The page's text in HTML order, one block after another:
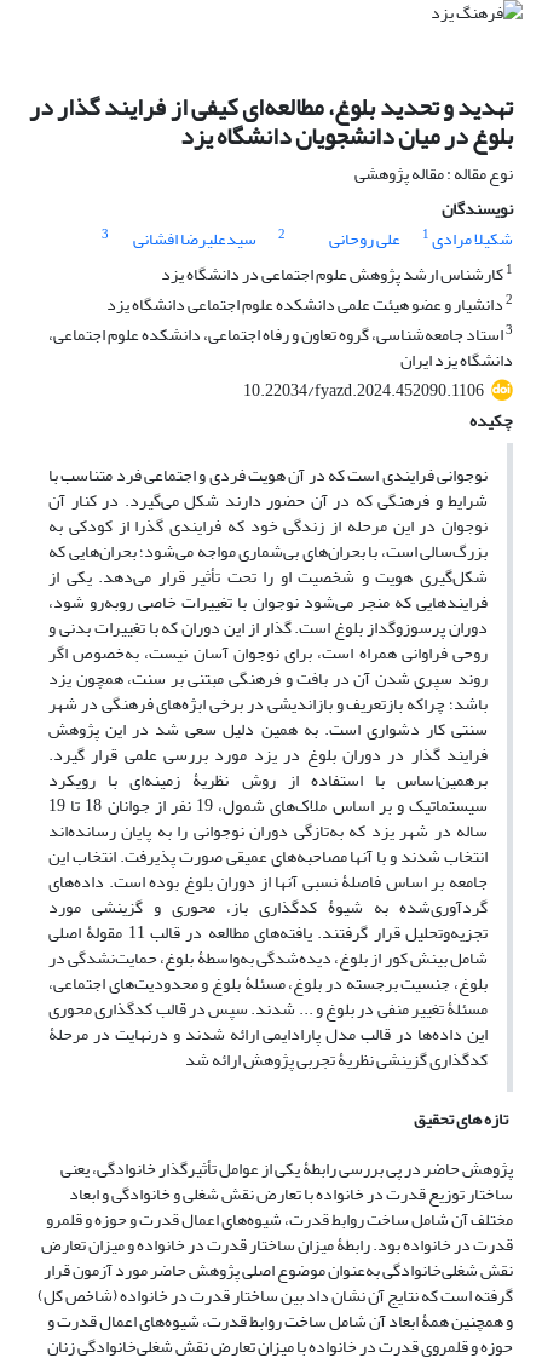
تهدید و تحدید بلوغ، مطالعه‌ای کیفی از فرایند گذار در
بلوغ در میان دانشجویان دانشگاه یزد
نوع مقاله : مقاله پژوهشی
نویسندگان
شکیلا مرادی1 علی روحانی 2 سیدعلیرضا افشانی
3
1کارشناس ارشد پژوهش علوم اجتماعی در دانشگاه یزد
2دانشیار و عضو هیئت علمی دانشکده علوم اجتماعی دانشگاه یزد
3استاد جامعه‌شناسی، گروه تعاون و رفاه اجتماعی، دانشکده علوم اجتماعی،
دانشگاه یزد ایران
10.22034/fyazd.2024.452090.1106
چکیده
نوجوانی فرایندی است که در آن هویت فردی و اجتماعی فرد متناسب با
شرایط و فرهنگی که در آن حضور دارند شکل می‌گیرد. در کنار آن
نوجوان در این مرحله از زندگی خود که فرایندی گذرا از کودکی به
بزرگ‌سالی است، با بحران‌های بی‌شماری مواجه می‌شود؛ بحران‌هایی که
شکل‌گیری هویت و شخصیت او را تحت تأثیر قرار می‌دهد. یکی از
فرایندهایی که منجر می‌شود نوجوان با تغییرات خاصی روبه‌رو شود،
دوران پرسوزوگداز بلوغ است. گذار از این دوران که با تغییرات بدنی و
روحی فراوانی همراه است، برای نوجوان آسان نیست، به‌خصوص اگر
روند سپری شدن آن در بافت و فرهنگی مبتنی بر سنت، همچون یزد
باشد؛ چراکه بازتعریف و بازاندیشی در برخی ابژه‌های فرهنگی در شهر
سنتی کار دشواری است. به همین دلیل سعی شد در این پژوهش
فرایند گذار در دوران بلوغ در یزد مورد بررسی علمی قرار گیرد.
برهمین‌اساس با استفاده از روش نظریۀ زمینه‌ای با رویکرد
سیستماتیک و بر اساس ملاک‌های شمول، 19 نفر از جوانان 18 تا 19
ساله در شهر یزد که به‌تازگی دوران نوجوانی را به پایان رسانده‌اند
انتخاب شدند و با آنها مصاحبه‌های عمیقی صورت پذیرفت. انتخاب این
جامعه بر اساس فاصلۀ نسبی آنها از دوران بلوغ بوده است. داده‌های
گردآوری‌شده به شیوۀ کدگذاری باز، محوری و گزینشی مورد
تجزیه‌وتحلیل قرار گرفتند. یافته‌های مطالعه در قالب 11 مقولۀ اصلی
شامل بینش کور از بلوغ، دیده‌شدگی به‌واسطۀ بلوغ، حمایت‌نشدگی در
بلوغ، جنسیت برجسته در بلوغ، مسئلۀ بلوغ و محدودیت‌های اجتماعی،
مسئلۀ تغییر منفی در بلوغ و ... شدند. سپس در قالب کدگذاری محوری
این داده‌ها در قالب مدل پارادایمی ارائه شدند و درنهایت در مرحلۀ
کدگذاری گزینشی نظریۀ تجربی پژوهش ارائه شد
تازه های تحقیق
پژوهش حاضر در پی بررسی رابطۀ یکی از عوامل تأثیرگذار خانوادگی، یعنی
ساختار توزیع قدرت در خانواده با تعارض نقش شغلی و خانوادگی و ابعاد
مختلف آن شامل ساخت روابط قدرت، شیوه‌های اعمال قدرت و حوزه و قلمرو
قدرت در خانواده بود. رابطۀ میزان ساختار قدرت در خانواده و میزان تعارض
نقش شغلی‌خانوادگی به‌عنوان موضوع اصلی پژوهش حاضر مورد آزمون قرار
گرفته است که نتایج آن نشان داد بین ساختار قدرت در خانواده (شاخص کل)
و همچنین همۀ ابعاد آن شامل ساخت روابط قدرت، شیوه‌های اعمال قدرت و
حوزه و قلمروی قدرت در خانواده با میزان تعارض نقش شغلی‌خانوادگی زنان